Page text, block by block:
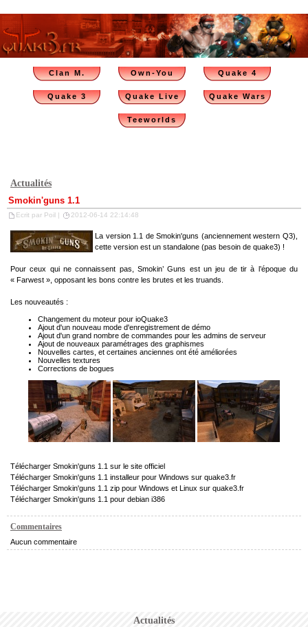
Clan M. Own-You Quake 4
Quake 3 Quake Live Quake Wars
Teeworlds
Actualités
Actualités
Smokin'guns 1.1
Ecrit par Poil | 2012-06-14 22:14:48
La version 1.1 de Smokin'guns (anciennement western Q3),
cette version est un standalone (pas besoin de quake3) !
Pour ceux qui ne connaissent pas, Smokin’ Guns est un jeu de tir à l’époque du
« Farwest », opposant les bons contre les brutes et les truands.
Les nouveautés :
Changement du moteur pour ioQuake3
Ajout d'un nouveau mode d'enregistrement de démo
Ajout d'un grand nombre de commandes pour les admins de serveur
Ajout de nouveaux paramétrages des graphismes
Nouvelles cartes, et certaines anciennes ont été améliorées
Nouvelles textures
Corrections de bogues
Télécharger Smokin'guns 1.1 sur le site officiel
Télécharger Smokin'guns 1.1 installeur pour Windows sur quake3.fr
Télécharger Smokin'guns 1.1 zip pour Windows et Linux sur quake3.fr
Télécharger Smokin'guns 1.1 pour debian i386
Commentaires
Aucun commentaire